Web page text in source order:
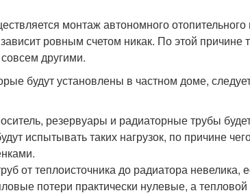
монтаж автономного
ровным счетом никак. По этой причине
другими.
будут установлены в частном доме,
резервуары и радиаторные трубы
испытывать таких нагрузок, по причине
от теплоисточника до радиатора невелика,
потери практически нулевые, а тепловой